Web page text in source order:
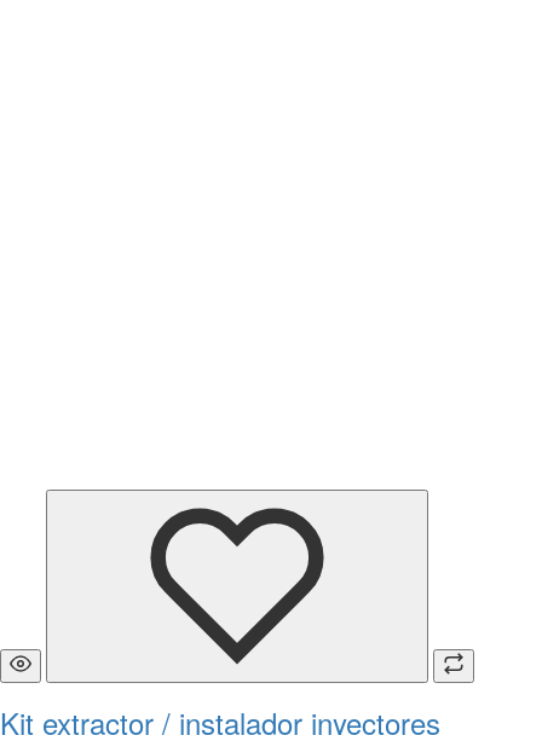
Kit extractor / instalador inyectores